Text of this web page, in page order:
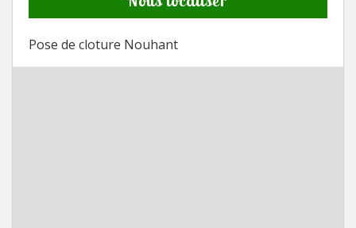
Pose de cloture Nouhant